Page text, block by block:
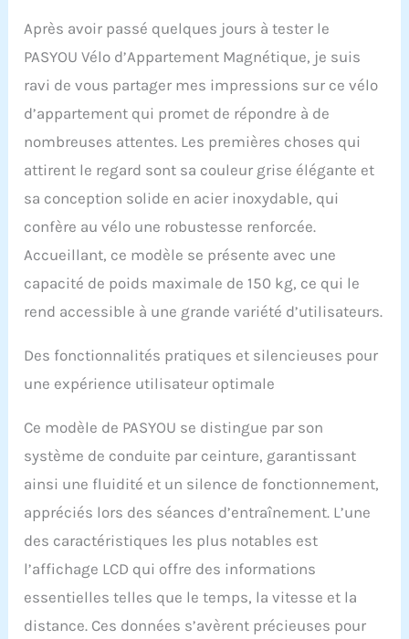
Silencieux】 Une
résistance magnétique
entraînement par
courroie offrent une
conduite incroyablement
douce et presque
silencieuse. Ce velo
stationnaire avec un
volant d'inertie de 6 kg
offre un entraînement à
domicile idéal. Il ne
réveillera JAMAIS les
membres de votre famille
ou vos colocataires et est
presque sans entretien,
comme un entraînement
par chaîne ou de
feutre. 【Entièrement
Réglable】Selle
rembourrée réglable
dans 4 directions,
directions, s'adapte
parfaitement aux
utilisateurs de
différentes hauteurs
(longueur de foulée
appropriée : Max 92cm-
Min 70cm) La
Après avoir passé quelques jours à tester le
PASYOU Vélo d’Appartement Magnétique, je suis
ravi de vous partager mes impressions sur ce vélo
d’appartement qui promet de répondre à de
nombreuses attentes. Les premières choses qui
attirent le regard sont sa couleur grise élégante et
sa conception solide en acier inoxydable, qui
confère au vélo une robustesse renforcée.
Accueillant, ce modèle se présente avec une
capacité de poids maximale de 150 kg, ce qui le
rend accessible à une grande variété d’utilisateurs.
Des fonctionnalités pratiques et silencieuses pour
une expérience utilisateur optimale
Ce modèle de PASYOU se distingue par son
système de conduite par ceinture, garantissant
ainsi une fluidité et un silence de fonctionnement,
appréciés lors des séances d’entraînement. L’une
des caractéristiques les plus notables est
l’affichage LCD qui offre des informations
essentielles telles que le temps, la vitesse et la
distance. Ces données s’avèrent précieuses pour